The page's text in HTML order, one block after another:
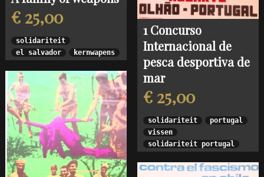
€ 25,00
solidariteit
el salvador
kernwapens
1 Concurso
Internacional de
pesca desportiva de
mar
€ 25,00
solidariteit
portugal
vissen
solidariteit portugal